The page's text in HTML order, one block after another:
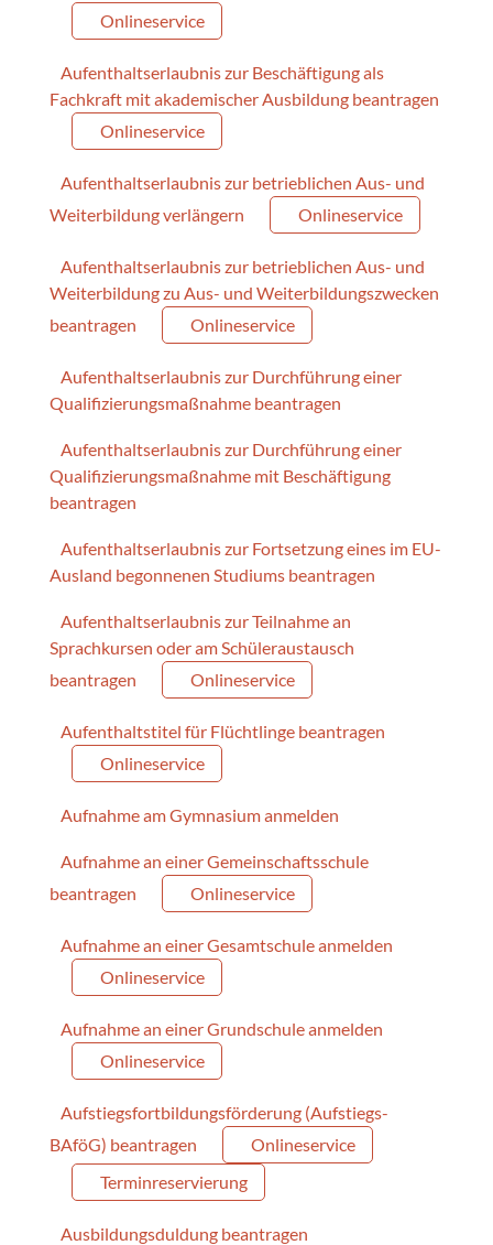
Onlineservice
Aufenthaltserlaubnis zur Beschäftigung als
Fachkraft mit akademischer Ausbildung beantragen
Onlineservice
Aufenthaltserlaubnis zur betrieblichen Aus- und
Weiterbildung verlängern
Onlineservice
Aufenthaltserlaubnis zur betrieblichen Aus- und
Weiterbildung zu Aus- und Weiterbildungszwecken
beantragen
Onlineservice
Aufenthaltserlaubnis zur Durchführung einer
Qualifizierungsmaßnahme beantragen
Aufenthaltserlaubnis zur Durchführung einer
Qualifizierungsmaßnahme mit Beschäftigung
beantragen
Aufenthaltserlaubnis zur Fortsetzung eines im EU-
Ausland begonnenen Studiums beantragen
Aufenthaltserlaubnis zur Teilnahme an
Sprachkursen oder am Schüleraustausch
beantragen
Onlineservice
Aufenthaltstitel für Flüchtlinge beantragen
Onlineservice
Aufnahme am Gymnasium anmelden
Aufnahme an einer Gemeinschaftsschule
beantragen
Onlineservice
Aufnahme an einer Gesamtschule anmelden
Onlineservice
Aufnahme an einer Grundschule anmelden
Onlineservice
Aufstiegsfortbildungsförderung (Aufstiegs-
BAföG) beantragen
Onlineservice
Terminreservierung
Ausbildungsduldung beantragen